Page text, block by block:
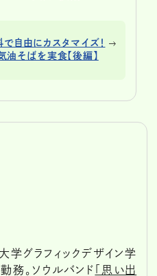
自由にカスタマイズ！
そばを実食【後編】
グラフィックデザイン学
務。ソウルバンド
「思い出